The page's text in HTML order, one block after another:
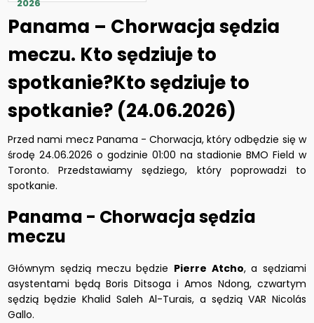
2026
Panama – Chorwacja sędzia
meczu. Kto sędziuje to
spotkanie?Kto sędziuje to
spotkanie? (24.06.2026)
Przed nami mecz Panama - Chorwacja, który odbędzie się w
środę 24.06.2026 o godzinie 01:00 na stadionie BMO Field w
Toronto. Przedstawiamy sędziego, który poprowadzi to
spotkanie.
Panama - Chorwacja sędzia
meczu
Głównym sędzią meczu będzie Pierre Atcho, a sędziami
asystentami będą Boris Ditsoga i Amos Ndong, czwartym
sędzią będzie Khalid Saleh Al-Turais, a sędzią VAR Nicolás
Gallo.